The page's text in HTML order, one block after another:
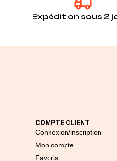
Expédition sous 2
COMPTE CLIENT
Connexion/inscription
Mon compte
Favoris